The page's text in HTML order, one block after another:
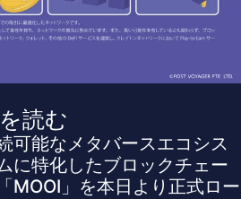
読む
可能なメタバースエコシス
に特化したブロックチェー
MOOI」を本日より正式ロー